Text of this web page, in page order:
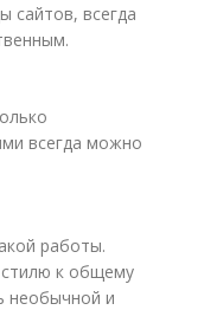
сайтов, всегда
всегда можно
работы.
к общему
необычной и